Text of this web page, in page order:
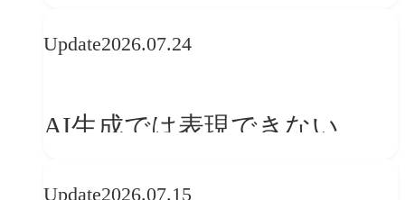
レンドに見る「人間中心」へ
Update2026.07.24
AI生成では表現できない
Update2026.07.15